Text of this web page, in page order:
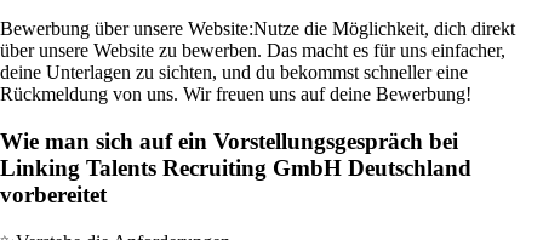
Bewerbung über unsere Website:Nutze die Möglichkeit, dich direkt
über unsere Website zu bewerben. Das macht es für uns einfacher,
deine Unterlagen zu sichten, und du bekommst schneller eine
Rückmeldung von uns. Wir freuen uns auf deine Bewerbung!
Wie man sich auf ein Vorstellungsgespräch bei
Linking Talents Recruiting GmbH Deutschland
vorbereitet